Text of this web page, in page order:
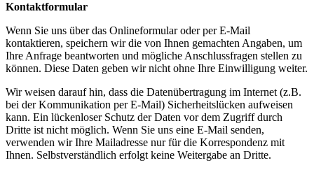
Kontaktformular
Wenn Sie uns über das Onlineformular oder per E-Mail
kontaktieren, speichern wir die von Ihnen gemachten Angaben, um
Ihre Anfrage beantworten und mögliche Anschlussfragen stellen zu
können. Diese Daten geben wir nicht ohne Ihre Einwilligung weiter.
Wir weisen darauf hin, dass die Datenübertragung im Internet (z.B.
bei der Kommunikation per E-Mail) Sicherheitslücken aufweisen
kann. Ein lückenloser Schutz der Daten vor dem Zugriff durch
Dritte ist nicht möglich. Wenn Sie uns eine E-Mail senden,
verwenden wir Ihre Mailadresse nur für die Korrespondenz mit
Ihnen. Selbstverständlich erfolgt keine Weitergabe an Dritte.